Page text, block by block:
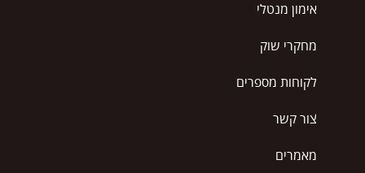
אימון מנטלי
מחקרי שוק
לקוחות מספרים
צור קשר
מאמרים